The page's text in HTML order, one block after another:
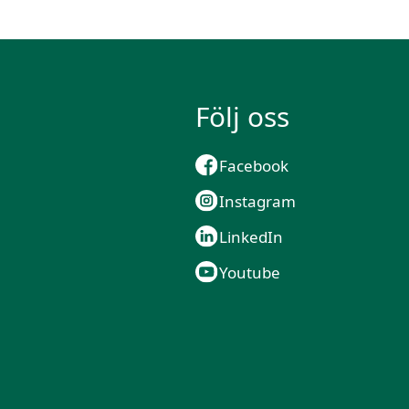
Följ oss
Facebook
Instagram
LinkedIn
Youtube